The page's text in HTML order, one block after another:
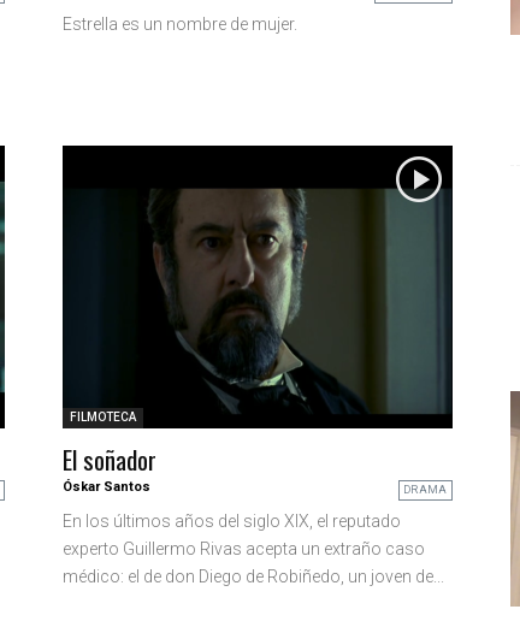
Estrella es un nombre de mujer.
FILMOTECA
El soñador
Óskar Santos DRAMA
En los últimos años del siglo XIX, el reputado
experto Guillermo Rivas acepta un extraño caso
médico: el de don Diego de Robiñedo, un joven de...